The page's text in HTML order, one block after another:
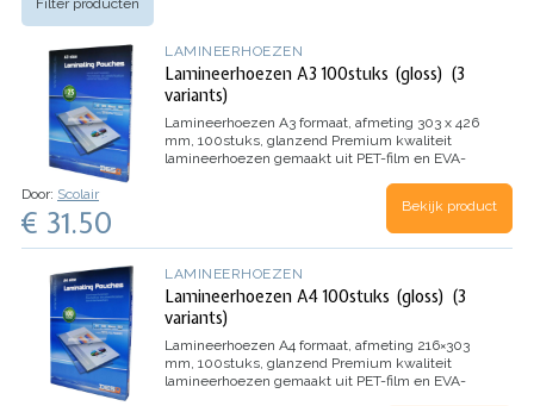
LAMINEERHOEZEN
Lamineerhoezen A3 100stuks (gloss) (3
variants)
Lamineerhoezen A3 formaat, afmeting 303 x 426
mm, 100stuks, glanzend Premium kwaliteit
lamineerhoezen gemaakt uit PET-film en EVA-
Hierdoor is het papier makkelijk in de hoezen te
stoppen en krijgen uw documenten een fraaie
glanzende afwerking waardoor de kleuren nog
levendiger uitkomen.
Door: Scolair
€ 31.50 Bekijk product
LAMINEERHOEZEN
Lamineerhoezen A4 100stuks (gloss) (3
variants)
Lamineerhoezen A4 formaat, afmeting 216×303
mm, 100stuks, glanzend Premium kwaliteit
lamineerhoezen gemaakt uit PET-film en EVA-